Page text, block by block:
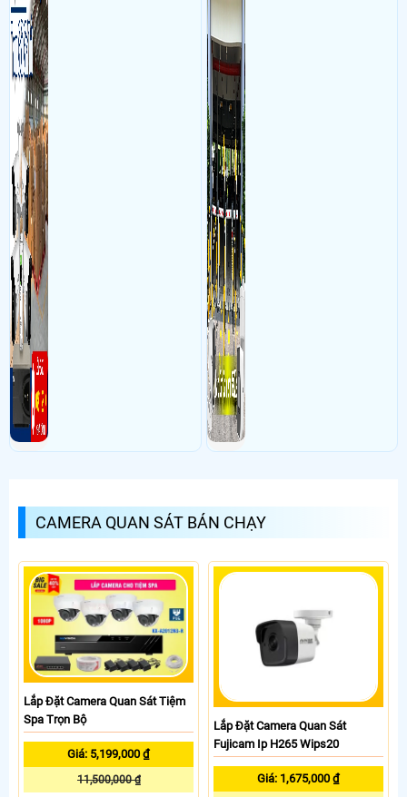
CAMERA QUAN SÁT BÁN CHẠY
Lắp Đặt Camera Quan Sát Tiệm
Spa Trọn Bộ
Giá: 5,199,000 ₫
11,500,000 ₫
Lắp Đặt Camera Quan Sát
Fujicam Ip H265 Wips20
Giá: 1,675,000 ₫